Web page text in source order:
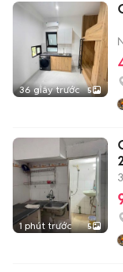
36 giây trước 5
1 phút trước 5